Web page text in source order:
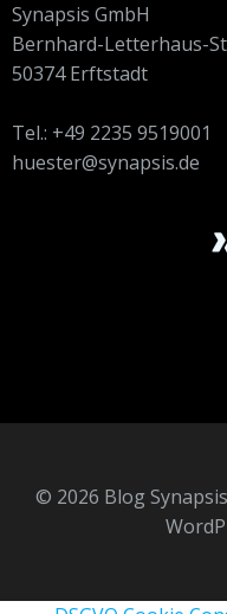
Synapsis GmbH
Bernhard-Letterhaus-
50374 Erftstadt
Tel.: +49 2235 9519001
huester@synapsis.de
© 2026 Blog